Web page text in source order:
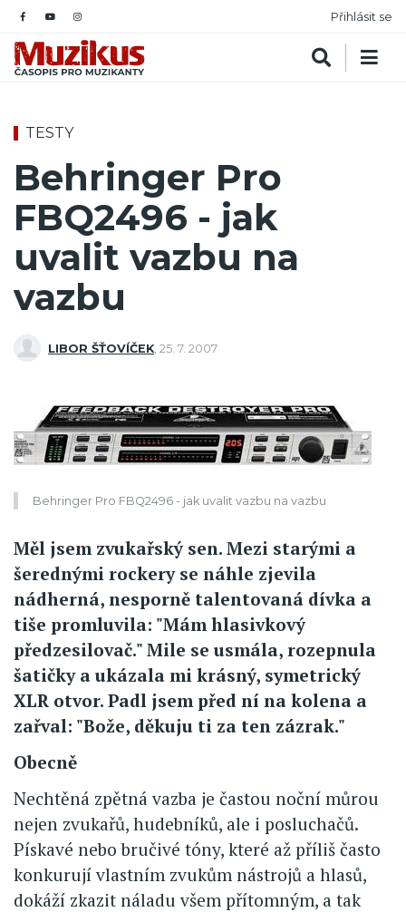
Přihlásit se
TESTY
Behringer Pro
FBQ2496 - jak
uvalit vazbu na
vazbu
LIBOR ŠŤOVÍČEK 25. 7. 2007
Behringer Pro FBQ2496 - jak uvalit vazbu na vazbu
Měl jsem zvukařský sen. Mezi starými a
šerednými rockery se náhle zjevila
nádherná, nesporně talentovaná dívka a
tiše promluvila: "Mám hlasivkový
předzesilovač." Mile se usmála, rozepnula
šatičky a ukázala mi krásný, symetrický
XLR otvor. Padl jsem před ní na kolena a
zařval: "Bože, děkuju ti za ten zázrak."
Obecně
Nechtěná zpětná vazba je častou noční můrou
nejen zvukařů, hudebníků, ale i posluchačů.
Pískavé nebo bručivé tóny, které až příliš často
konkurují vlastním zvukům nástrojů a hlasů,
dokáží zkazit náladu všem přítomným, a tak